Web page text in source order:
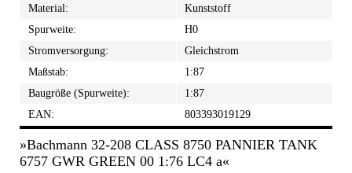
Material:
Kunststoff
Spurweite:
H0
Stromversorgung:
Gleichstrom
Maßstab:
1:87
Baugröße (Spurweite):
1:87
EAN:
803393019129
»Bachmann 32-208 CLASS 8750 PANNIER TANK
6757 GWR GREEN 00 1:76 LC4 a«